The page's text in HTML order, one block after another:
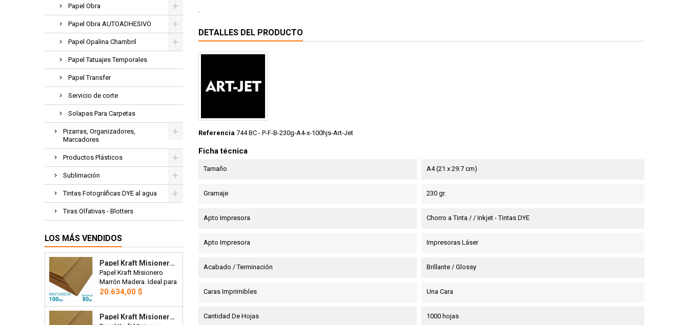
Papel Obra
Papel Obra AUTOADHESIVO
Papel Opalina Chambril
Papel Tatuajes Temporales
Papel Transfer
Servicio de corte
Solapas Para Carpetas
Pizarras, Organizadores,
Marcadores
Productos Plásticos
Sublimación
Tintas Fotográficas DYE al agua
Tiras Olfativas - Blotters
LOS MÁS VENDIDOS
Papel Kraft Misionero 120 X 85cm. 80 Gr. Madera Marron X100 Hojas Precio Mayorista.
Papel Kraft Misionero
Marrón Madera. Ideal para
bolsas, manteles,
Mayorista x 100 hojas.
Precio
20.634,00 $
Papel Kraft Misionero 120 X 85cm. 125 Gr. Madera Marrón X100 Hojas Precio Mayorista.
.
DETALLES DEL PRODUCTO
Referencia 744 BC - P-F-B-230g-A4-x-100hjs-Art-Jet
Ficha técnica
Tamaño A4 (21 x 29.7 cm)
Gramaje 230 gr.
Apto Impresora Chorro a Tinta / / Inkjet - Tintas DYE
Apto Impresora Impresoras Láser
Acabado / Terminación Brillante / Glossy
Caras Imprimibles Una Cara
Cantidad De Hojas 1000 hojas